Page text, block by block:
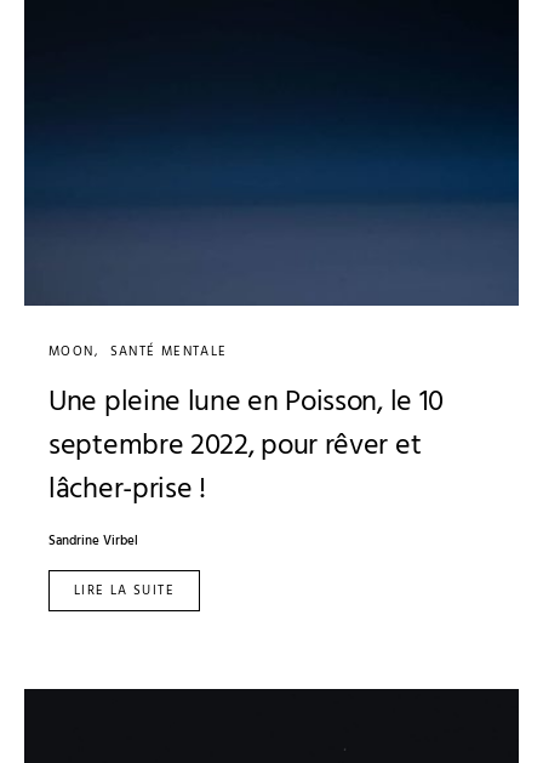
MOON SANTÉ MENTALE
Une pleine lune en Poisson, le 10
septembre 2022, pour rêver et
lâcher-prise !
Sandrine Virbel
LIRE LA SUITE